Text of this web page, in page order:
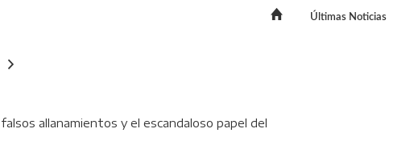
Últimas Noticias